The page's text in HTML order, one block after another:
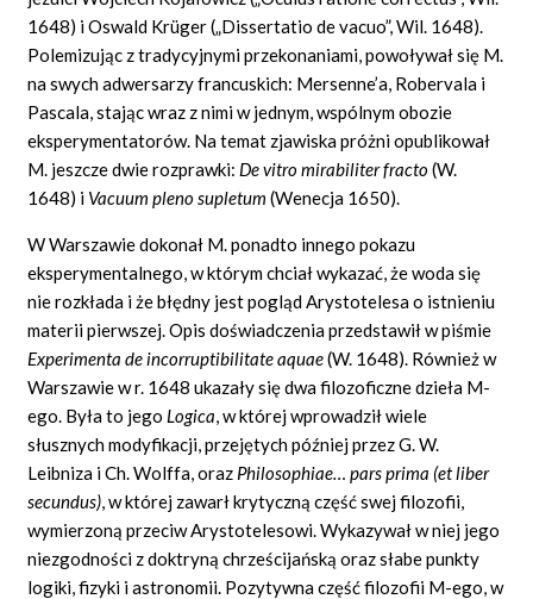
1648) i Oswald Krüger („Dissertatiode vacuo”,Wil. 1648).
Polemizując z tradycyjnymi przekonaniami, powoływał się M.
na swych adwersarzy francuskich: Mersenne’a, Robervala i
Pascala, stając wraz z nimi w jednym, wspólnym obozie
eksperymentatorów. Na temat zjawiska próżni opublikował
M. jeszcze dwie rozprawki: De vitromirabiliter fracto(W.
1648) i Vacuumplenosupletum(Wenecja 1650).
W Warszawie dokonał M. ponadto innego pokazu
eksperymentalnego, w którym chciał wykazać, że woda się
nie rozkłada i że błędny jest pogląd Arystotelesa o istnieniu
materii pierwszej. Opis doświadczenia przedstawił w piśmie
Experimentadeincorruptibilitate aquae(W. 1648). Również w
Warszawie w r. 1648 ukazały się dwa filozoficzne dzieła M-
ego. Była to jego Logica,w której wprowadził wiele
słusznych modyfikacji, przejętych później przez G. W.
Leibniza iCh.Wolffa, oraz Philosophiae… pars prima (et liber
secundus),w której zawarł krytyczną część swej filozofii,
wymierzoną przeciw Arystotelesowi. Wykazywał w niej jego
niezgodności z doktryną chrześcijańską oraz słabe punkty
logiki, fizyki i astronomii. Pozytywna część filozofii M-ego, w